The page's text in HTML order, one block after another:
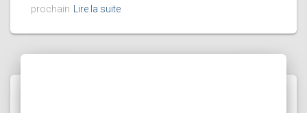
prochain
Lire la suite